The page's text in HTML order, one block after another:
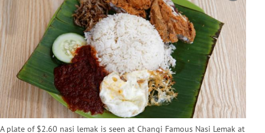
A plate of $2.60 nasi lemak is seen at Changi Famous Nasi Lemak at